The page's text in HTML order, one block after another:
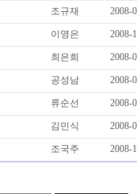
조규재 2008-
이영은 2008-
최은희 2008-
공성남 2008-
류순선 2008-
김민식 2008-
조국주 2008-